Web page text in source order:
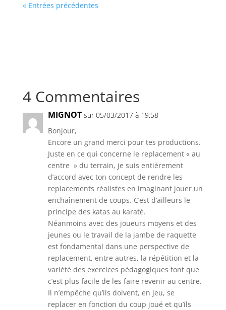
« Entrées précédentes
4 Commentaires
MIGNOT sur 05/03/2017 à 19:58
Bonjour,
Encore un grand merci pour tes productions.
Juste en ce qui concerne le replacement « au
centre » du terrain, je suis entièrement
d’accord avec ton concept de rendre les
replacements réalistes en imaginant jouer un
enchaînement de coups. C’est d’ailleurs le
principe des katas au karaté.
Néanmoins avec des joueurs moyens et des
jeunes ou le travail de la jambe de raquette
est fondamental dans une perspective de
replacement, entre autres, la répétition et la
variété des exercices pédagogiques font que
c’est plus facile de les faire revenir au centre.
Il n’empêche qu’ils doivent, en jeu, se
replacer en fonction du coup joué et qu’ils